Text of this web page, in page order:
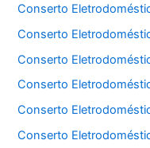
Conserto
Conserto
Conserto
Conserto
Conserto
Conserto